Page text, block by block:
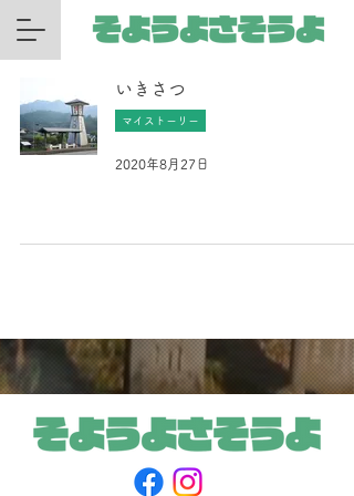
いきさつ
マイストーリー
2020年8月27日